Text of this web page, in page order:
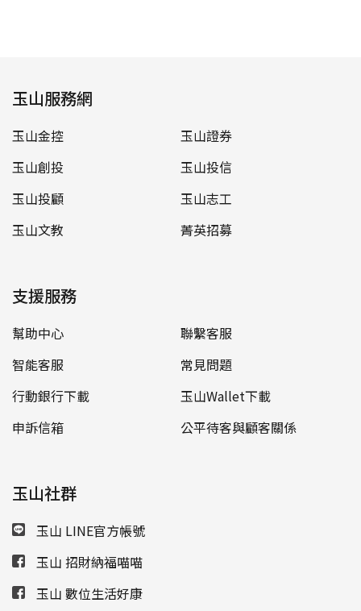
玉山服務網
玉山金控
玉山證券
玉山創投
玉山投信
玉山投顧
玉山志工
玉山文教
菁英招募
支援服務
幫助中心
聯繫客服
智能客服
常見問題
行動銀行下載
玉山Wallet下載
申訴信箱
公平待客與顧客關係
玉山社群
玉山 LINE官方帳號
玉山 招財納福喵喵
玉山 數位生活好康